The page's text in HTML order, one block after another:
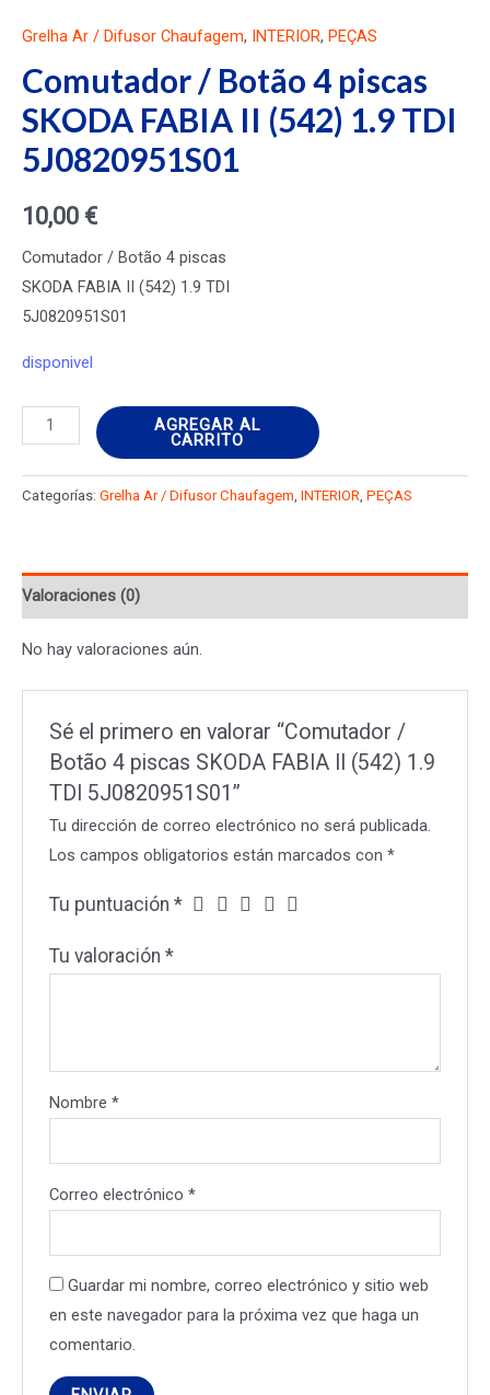
Grelha Ar / Difusor Chaufagem, INTERIOR, PEÇAS
Comutador / Botão 4 piscas
SKODA FABIA II (542) 1.9 TDI
5J0820951S01
10,00 €
Comutador / Botão 4 piscas
SKODA FABIA II (542) 1.9 TDI
5J0820951S01
disponivel
Comutador
/
Botão
FABIA
(542)
1.9
5J0820951S01
cantidad
AGREGAR AL
CARRITO
Categorías: Grelha Ar / Difusor Chaufagem, INTERIOR, PEÇAS
Valoraciones (0)
No hay valoraciones aún.
Sé el primero en valorar “Comutador /
Botão 4 piscas SKODA FABIA II (542) 1.9
TDI 5J0820951S01”
Tu dirección de correo electrónico no será publicada.
Los campos obligatorios están marcados con*
Tu puntuación*
Tu valoración*
Nombre*
Correo electrónico*
Guardar mi nombre, correo electrónico y sitio web
en este navegador para la próxima vez que haga un
comentario.